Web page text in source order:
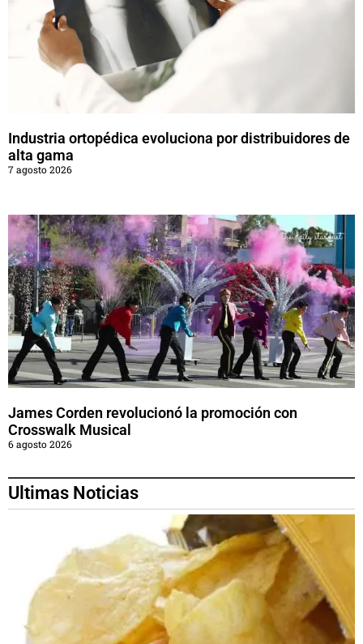
Industria ortopédica evoluciona por distribuidores de
alta gama
7 agosto 2026
James Corden revolucionó la promoción con
Crosswalk Musical
6 agosto 2026
Ultimas Noticias